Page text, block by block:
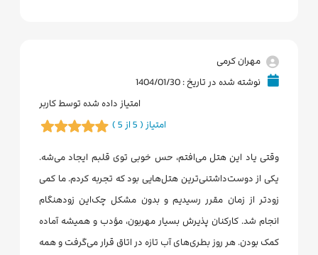
مهران کرمی
نوشته شده در تاریخ : 1404/01/30
امتیاز داده شده توسط کاربر
امتیاز ( 5 از 5 )
وقتی یاد این هتل می‌افتم، حس خوبی توی قلبم ایجاد می‌شه.
یکی از دوست‌داشتنی‌ترین هتل‌هایی بود که تجربه کردم. ما کمی
زودتر از زمان مقرر رسیدیم و بدون مشکل چک‌این زودهنگام
انجام شد. کارکنان پذیرش بسیار مهربون، مؤدب و همیشه آماده
کمک بودن. هر روز بطری‌های آب تازه در اتاق قرار می‌گرفت و همه